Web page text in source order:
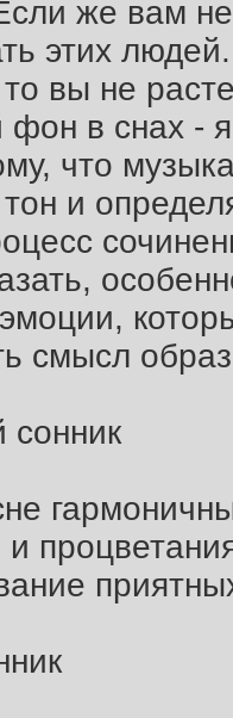
же вам
этих
вы не
в снах -
что
и
смысл
и